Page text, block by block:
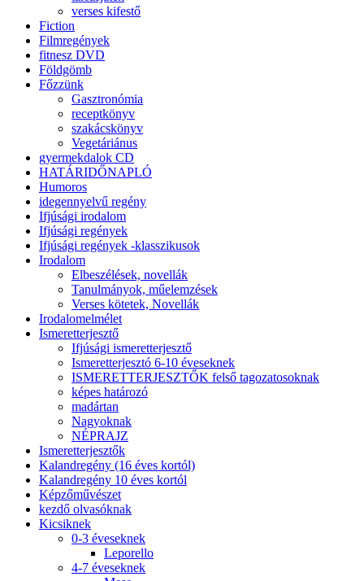
verses kifestő
Fiction
Filmregények
fitnesz DVD
Földgömb
Főzzünk
Gasztronómia
receptkönyv
szakácskönyv
Vegetáriánus
gyermekdalok CD
HATÁRIDŐNAPLÓ
Humoros
idegennyelvű regény
Ifjúsági irodalom
Ifjúsági regények
Ifjúsági regények -klasszikusok
Irodalom
Elbeszélések, novellák
Tanulmányok, műelemzések
Verses kötetek, Novellák
Irodalomelmélet
Ismeretterjesztő
Ifjúsági ismeretterjesztő
Ismeretterjesztó 6-10 éveseknek
ISMERETTERJESZTŐK felső tagozatosoknak
képes határozó
madártan
Nagyoknak
NÉPRAJZ
Ismeretterjesztők
Kalandregény (16 éves kortól)
Kalandregény 10 éves kortól
Képzőművészet
kezdő olvasóknak
Kicsiknek
0-3 éveseknek
Leporello
4-7 éveseknek